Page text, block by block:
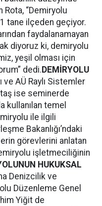
“Demiryolu
tane ilçeden geçiyor.
faydalanamayan
diyoruz ki, demiryolu
yeşil olması için
dedi. DEMİRYOLU
ve AÜ Raylı Sistemler
ise seminerde
kullanılan temel
ile ilgili
Bakanlığı’ndaki
görevlerini anlatan
işletmeciliğinin
HUKUKSAL
Denizcilik ve
Düzenleme Genel
Yiğit de